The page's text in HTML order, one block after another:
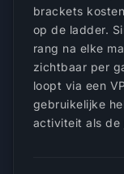
brackets
op de ladder.
rang na elke
zichtbaar per
loopt via een
gebruikelijke
activiteit als de